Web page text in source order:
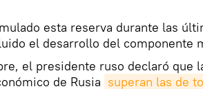
esta reserva durante las
el desarrollo del componente
el presidente ruso declaró que
de Rusia superan las de